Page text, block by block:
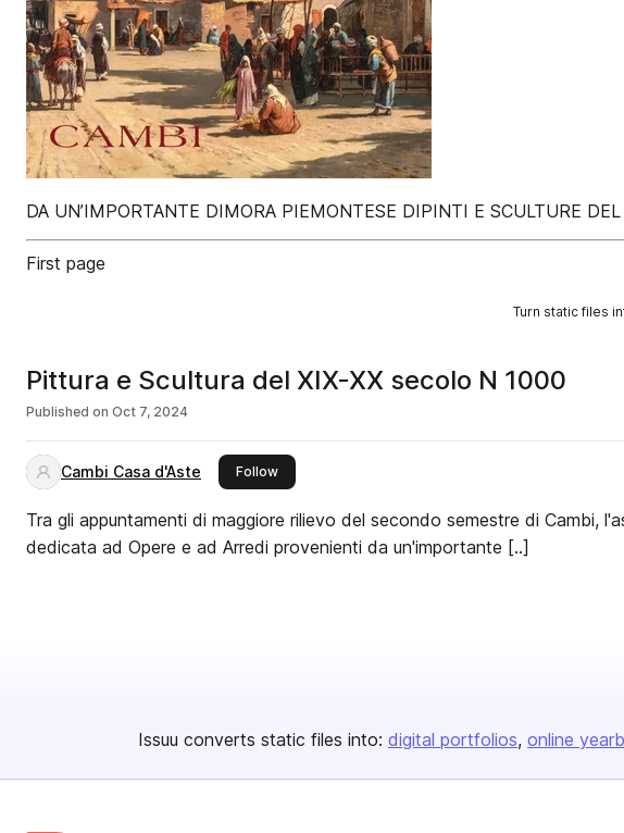
DA UN’IMPORTANTE DIMORA PIEMONTESE DIPINTI E SCULTURE
First page
Turn static files
Pittura e Scultura del XIX-XX secolo N 1000
Published on Oct 7, 2024
Cambi Casa d'Aste Followthis publisher
Tra gli appuntamenti di maggiore rilievo del secondo semestre di Cambi,
dedicata ad Opere e ad Arredi provenienti da un'importante [..]
Issuu converts static files into: digital portfolios online